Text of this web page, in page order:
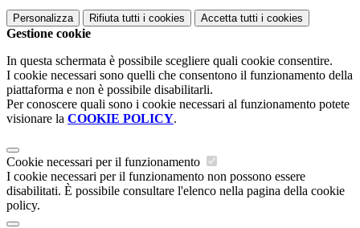
Personalizza Rifiuta tutti i cookies Accetta tutti i cookies
Gestione cookie
In questa schermata è possibile scegliere quali cookie consentire.
I cookie necessari sono quelli che consentono il funzionamento della
piattaforma e non è possibile disabilitarli.
Per conoscere quali sono i cookie necessari al funzionamento potete
visionare la COOKIE POLICY.
Cookie necessari per il funzionamento
I cookie necessari per il funzionamento non possono essere
disabilitati. È possibile consultare l'elenco nella pagina della cookie
policy.